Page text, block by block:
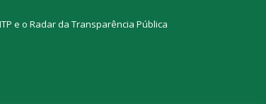
e o Radar da Transparência Pública